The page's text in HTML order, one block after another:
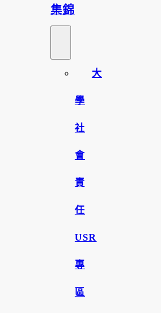
集錦
大
學
社
會
責
任
USR
專
區